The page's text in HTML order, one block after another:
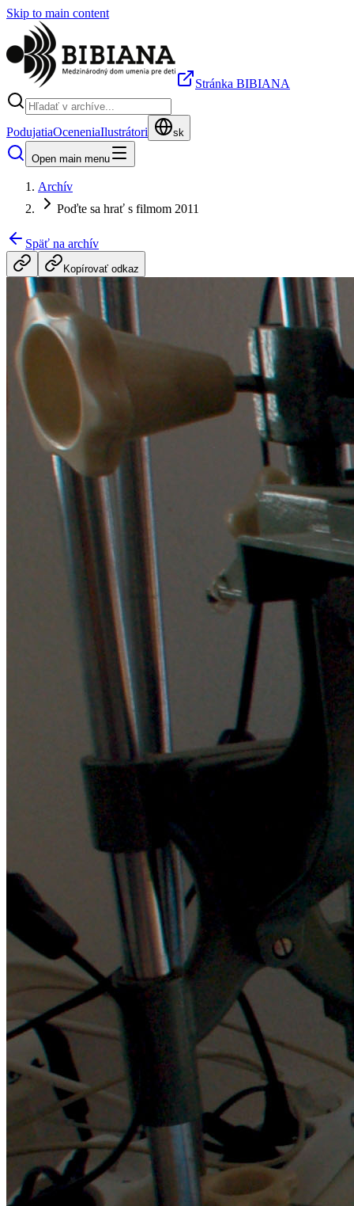
Skip to main content
Stránka BIBIANA
PodujatiaOceneniaIlustrátori sk
Open main menu
Archív
Poďte sa hrať s filmom 2011
Späť na archív
Kopírovať odkaz